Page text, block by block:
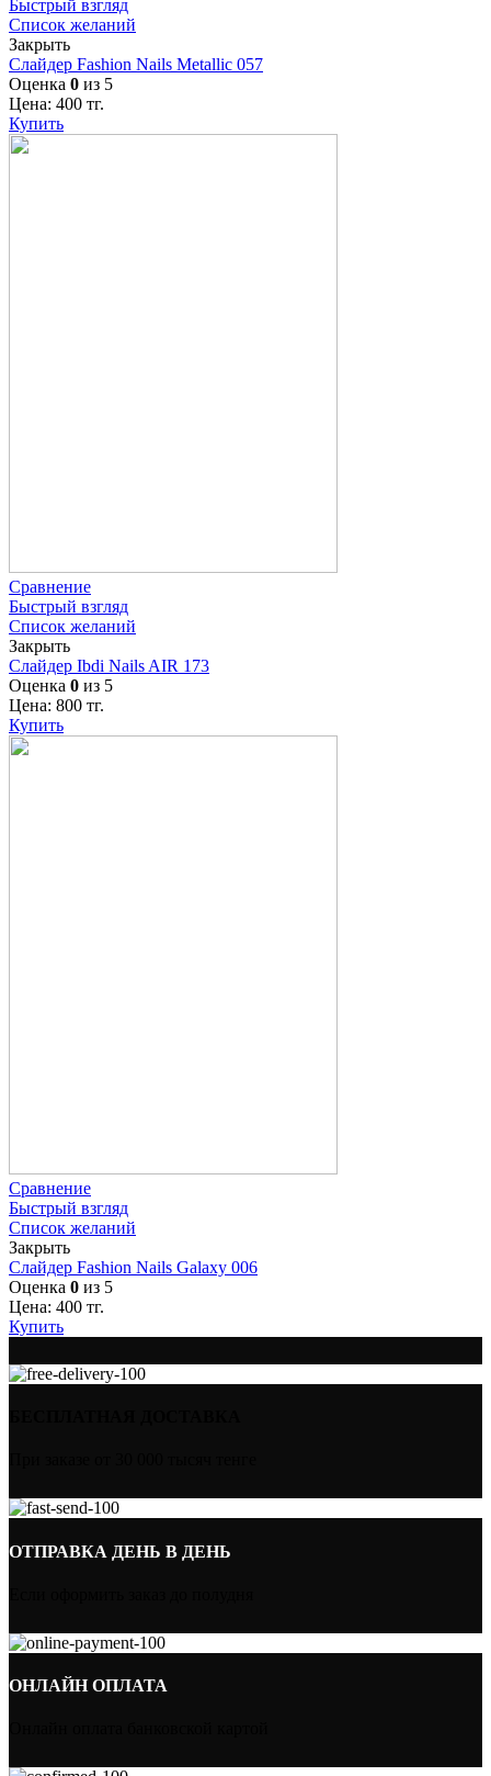
Быстрый взгляд
Список желаний
Закрыть
Слайдер Fashion Nails Metallic 057
Оценка 0 из 5
Цена: 400 тг.
Купить
Сравнение
Быстрый взгляд
Список желаний
Закрыть
Слайдер Ibdi Nails AIR 173
Оценка 0 из 5
Цена: 800 тг.
Купить
Сравнение
Быстрый взгляд
Список желаний
Закрыть
Слайдер Fashion Nails Galaxy 006
Оценка 0 из 5
Цена: 400 тг.
Купить
ОТПРАВКА ДЕНЬ В ДЕНЬ
ОНЛАЙН ОПЛАТА